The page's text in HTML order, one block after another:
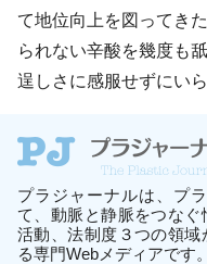
て地位向上を図ってき
られない辛酸を幾度も
逞しさに感服せずにいら
プラジャーナルは、プ
て、動脈と静脈をつな
活動、法制度３つの領
る専門Webメディアです。